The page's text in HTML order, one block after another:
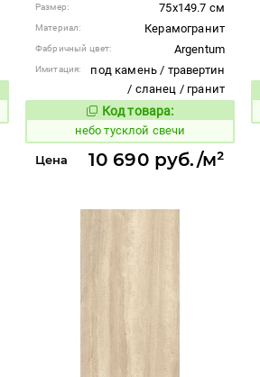
Размер: 75x149.7 см
Материал: Керамогранит
Фабричный цвет: Argentum
Имитация:
под камень / травертин
/ сланец / гранит
Код товара:
1122709Код товара:
небо тусклой свечи
Цена 10 690 руб./м²